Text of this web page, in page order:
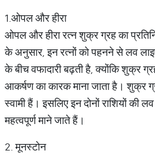
1.ओपल और हीरा
ओपल और हीरा रत्न शुक्र ग्रह का
के अनुसार, इन रत्नों को पहनने से लव
के बीच वफादारी बढ़ती है, क्योंकि शुक्र
आकर्षण का कारक माना जाता है। शुक्र
स्वामी हैं। इसलिए इन दोनों राशियों की
महत्वपूर्ण माने जाते हैं।
2. मूनस्टोन